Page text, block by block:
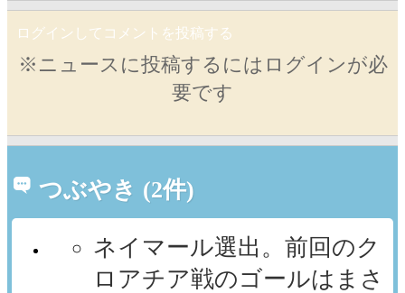
ログインしてコメントを投稿する
※ニュースに投稿するにはログインが必
要です
つぶやき (2件)
ネイマール選出。前回のク
ロアチア戦のゴールはまさ